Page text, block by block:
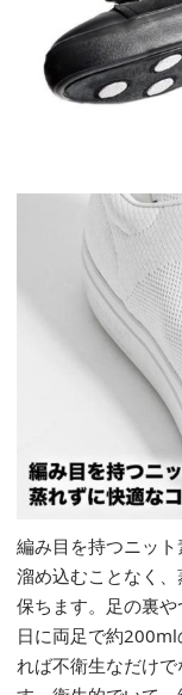
編み目を持つニッ
溜め込むことなく
保ちます。足の裏
日に両足で約
れば不衛生なだけ